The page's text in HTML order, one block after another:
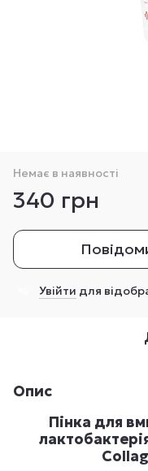
Немає в наявності
340 грн
Увійти для
Опис
Пінка для